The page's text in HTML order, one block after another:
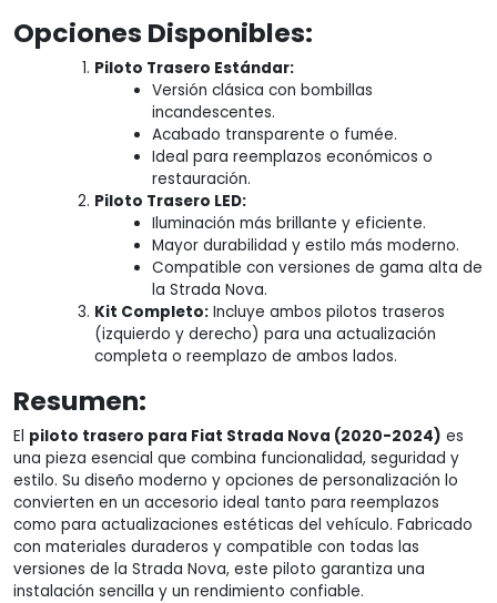
Opciones Disponibles:
Piloto Trasero Estándar:
Versión clásica con bombillas
incandescentes.
Acabado transparente o fumée.
Ideal para reemplazos económicos o
restauración.
Piloto Trasero LED:
Iluminación más brillante y eficiente.
Mayor durabilidad y estilo más moderno.
Compatible con versiones de gama alta de
la Strada Nova.
Kit Completo:Incluye ambos pilotos traseros
(izquierdo y derecho) para una actualización
completa o reemplazo de ambos lados.
Resumen:
El piloto trasero para Fiat Strada Nova (2020-2024) es
una pieza esencial que combina funcionalidad, seguridad y
estilo. Su diseño moderno y opciones de personalización lo
convierten en un accesorio ideal tanto para reemplazos
como para actualizaciones estéticas del vehículo. Fabricado
con materiales duraderos y compatible con todas las
versiones de la Strada Nova, este piloto garantiza una
instalación sencilla y un rendimiento confiable.